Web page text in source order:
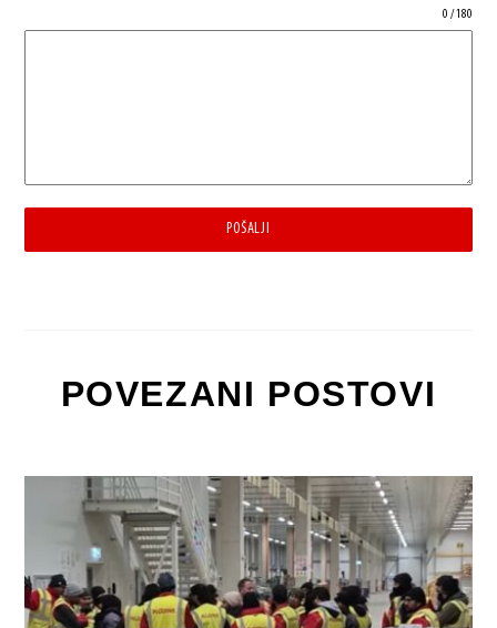
0 / 180
POŠALJI
POVEZANI POSTOVI